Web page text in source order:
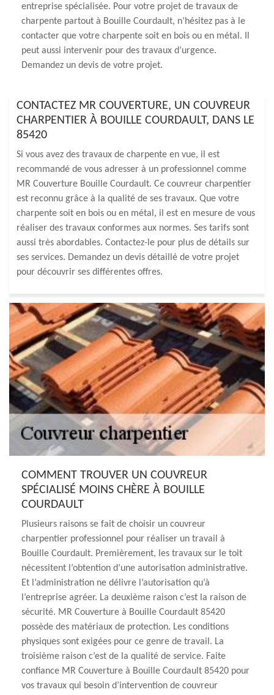
entreprise spécialisée. Pour votre projet de travaux de
charpente partout à Bouille Courdault, n’hésitez pas à le
contacter que votre charpente soit en bois ou en métal. Il
peut aussi intervenir pour des travaux d’urgence.
Demandez un devis de votre projet.
CONTACTEZ MR COUVERTURE, UN COUVREUR
CHARPENTIER À BOUILLE COURDAULT, DANS LE
85420
Si vous avez des travaux de charpente en vue, il est
recommandé de vous adresser à un professionnel comme
MR Couverture Bouille Courdault. Ce couvreur charpentier
est reconnu grâce à la qualité de ses travaux. Que votre
charpente soit en bois ou en métal, il est en mesure de vous
réaliser des travaux conformes aux normes. Ses tarifs sont
aussi très abordables. Contactez-le pour plus de détails sur
ses services. Demandez un devis détaillé de votre projet
pour découvrir ses différentes offres.
COMMENT TROUVER UN COUVREUR
SPÉCIALISÉ MOINS CHÈRE À BOUILLE
COURDAULT
Plusieurs raisons se fait de choisir un couvreur
charpentier professionnel pour réaliser un travail à
Bouille Courdault. Premièrement, les travaux sur le toit
nécessitent l’obtention d’une autorisation administrative.
Et l’administration ne délivre l’autorisation qu’à
l’entreprise agréer. La deuxième raison c’est la raison de
sécurité. MR Couverture à Bouille Courdault 85420
possède des matériaux de protection. Les conditions
physiques sont exigées pour ce genre de travail. La
troisième raison c’est de la qualité de service. Faite
confiance MR Couverture à Bouille Courdault 85420 pour
vos travaux qui besoin d’intervention de couvreur